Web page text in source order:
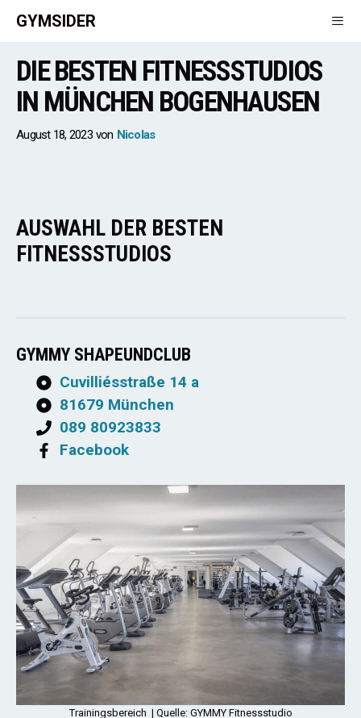
Zum
Inhalt
GYMSIDER
DIE BESTEN FITNESSSTUDIOS
IN MÜNCHEN BOGENHAUSEN
August 18, 2023 von Nicolas
AUSWAHL DER BESTEN
FITNESSSTUDIOS
GYMMY SHAPEUNDCLUB
Cuvilliésstraße 14 a
81679 München
089 80923833
Facebook
Trainingsbereich | Quelle: GYMMY Fitnessstudio